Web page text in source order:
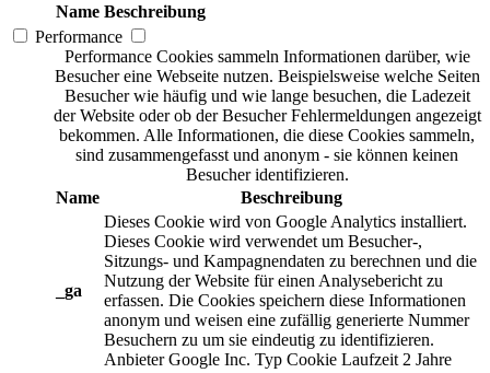
Name Beschreibung
Performance
Performance Cookies sammeln Informationen darüber, wie
Besucher eine Webseite nutzen. Beispielsweise welche Seiten
Besucher wie häufig und wie lange besuchen, die Ladezeit
der Website oder ob der Besucher Fehlermeldungen angezeigt
bekommen. Alle Informationen, die diese Cookies sammeln,
sind zusammengefasst und anonym - sie können keinen
Besucher identifizieren.
Name
Beschreibung
_ga
Dieses Cookie wird von Google Analytics installiert.
Dieses Cookie wird verwendet um Besucher-,
Sitzungs- und Kampagnendaten zu berechnen und die
Nutzung der Website für einen Analysebericht zu
erfassen. Die Cookies speichern diese Informationen
anonym und weisen eine zufällig generierte Nummer
Besuchern zu um sie eindeutig zu identifizieren.
Anbieter Google Inc. Typ Cookie Laufzeit 2 Jahre